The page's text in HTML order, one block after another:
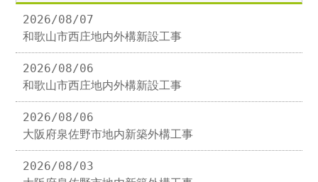
2026/08/07
和歌山市西庄地内外構新設工事
2026/08/06
和歌山市西庄地内外構新設工事
2026/08/06
大阪府泉佐野市地内新築外構工事
2026/08/03